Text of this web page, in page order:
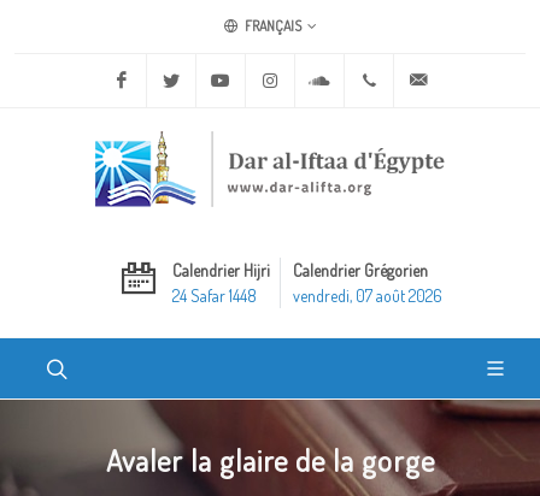
FRANÇAIS
Facebook Twitter Youtube Instagram Soundcloud+20 2 25970400
Calendrier Hijri
24 Safar 1448
Calendrier Grégorien
vendredi, 07 août 2026
Avaler la glaire de la gorge